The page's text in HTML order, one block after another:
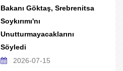
Bakanı Göktaş, Srebrenitsa
Soykırımı'nı
Unutturmayacaklarını
Söyledi
2026-07-15